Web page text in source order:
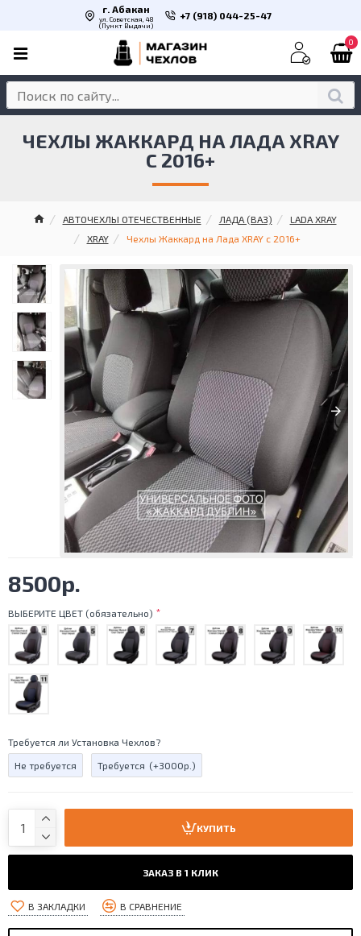
г. Абакан
ул. Советская, 48
(Пункт Выдачи)
+7 (918) 044-25-47
0
АВТОЧЕХЛЫ ОТЕЧЕСТВЕННЫЕ ЛАДА (ВАЗ)
LADA XRAY
XRAY
Чехлы Жаккард на Лада XRAY с 2016+
ЧЕХЛЫ ЖАККАРД НА ЛАДА XRAY
С 2016+
8500р.
ВЫБЕРИТЕ ЦВЕТ (обязательно)
Требуется ли Установка Чехлов?
Не требуется Требуется (+3000р.)
КУПИТЬ
ЗАКАЗ В 1 КЛИК
В ЗАКЛАДКИ В СРАВНЕНИЕ